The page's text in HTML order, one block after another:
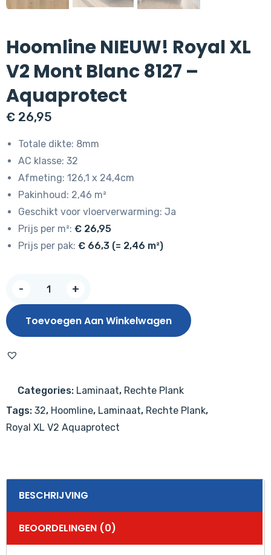
Hoomline NIEUW! Royal XL
V2 Mont Blanc 8127 –
Aquaprotect
€ 26,95
Totale dikte: 8mm
AC klasse: 32
Afmeting: 126,1 x 24,4cm
Pakinhoud: 2,46 m²
Geschikt voor vloerverwarming: Ja
Prijs per m²: € 26,95
Prijs per pak: € 66,3 (= 2,46 m²)
-
Royal
XL
V2
–
Aquaprotect
+
Toevoegen Aan Winkelwagen
Categories: Laminaat, Rechte Plank
Tags: 32, Hoomline, Laminaat, Rechte Plank,
Royal XL V2 Aquaprotect
BESCHRIJVING
BEOORDELINGEN (0)